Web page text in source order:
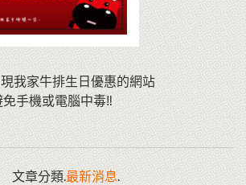
我家牛排生日優惠的網站
手機或電腦中毒‼️
文章分類.最新消息